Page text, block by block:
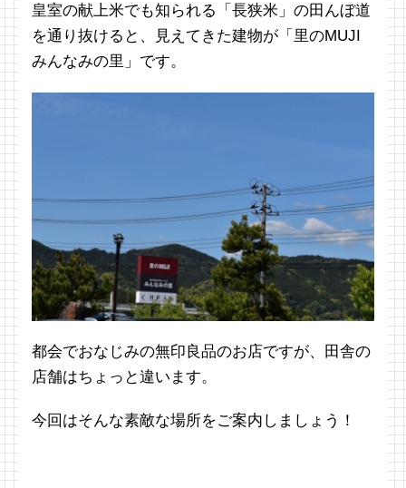
皇室の献上米でも知られる「長狭米」の田んぼ道
を通り抜けると、見えてきた建物が「里のMUJI
みんなみの里」です。
都会でおなじみの無印良品のお店ですが、田舎の
店舗はちょっと違います。
今回はそんな素敵な場所をご案内しましょう！